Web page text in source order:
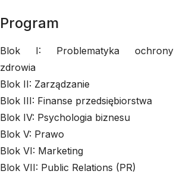
Program
Blok I: Problematyka ochrony
zdrowia
Blok II: Zarządzanie
Blok III: Finanse przedsiębiorstwa
Blok IV: Psychologia biznesu
Blok V: Prawo
Blok VI: Marketing
Blok VII: Public Relations (PR)